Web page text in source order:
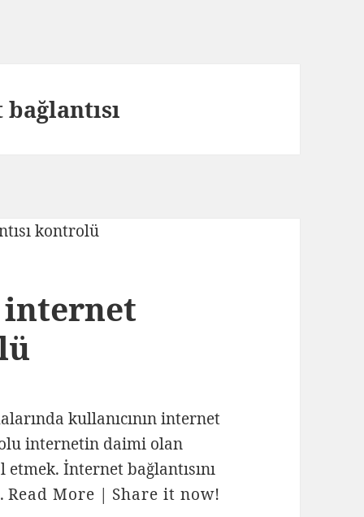
kullanıcının internet
internetin daimi olan
İnternet bağlantısını
Read More | Share it now!